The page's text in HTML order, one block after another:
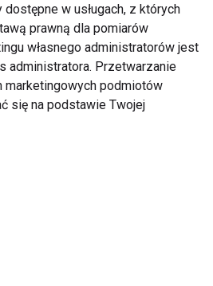
Odchudzanie z
warzywami i owocami
w usługach, z których
prawną dla pomiarów
własnego administratorów jest
administratora. Przetwarzanie
marketingowych podmiotów
się na podstawie Twojej